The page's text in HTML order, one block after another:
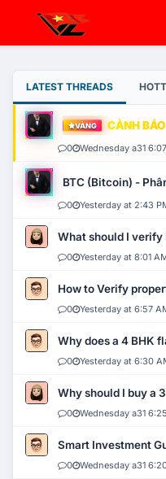
LATEST THREADS
VÀNG CẢNH
0 Wednesday a31
BTC (Bitcoin) -
0 Yesterday at 2:43
What should I verify
0 Yesterday at 8:01
How to Verify
0 Yesterday at 6:57
Why does a 4 BHK
0 Yesterday at 6:30
Why should I buy a
0 Wednesday a31
Smart Investment
0 Wednesday a31